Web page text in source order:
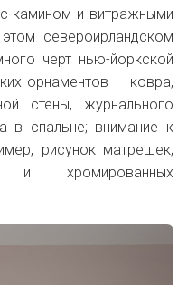
камином и витражными
североирландском
черт нью-йоркской
орнаментов — ковра,
стены, журнального
в спальне; внимание к
рисунок матрешек;
и хромированных